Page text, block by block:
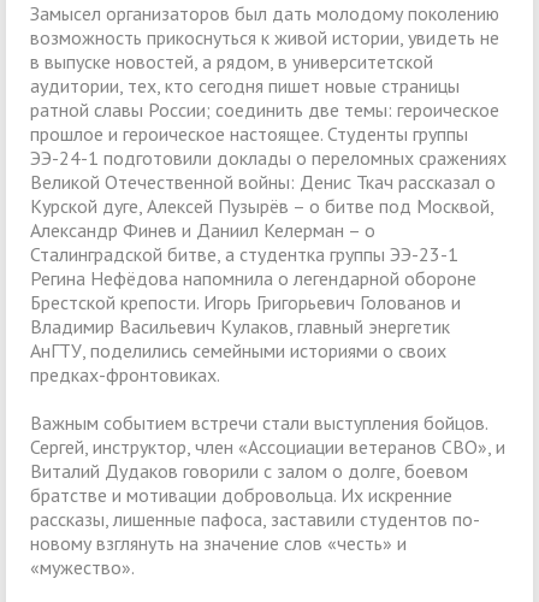
Замысел организаторов был дать молодому поколению
возможность прикоснуться к живой истории, увидеть не
в выпуске новостей, а рядом, в университетской
аудитории, тех, кто сегодня пишет новые страницы
ратной славы России; соединить две темы: героическое
прошлое и героическое настоящее. Студенты группы
ЭЭ-24-1 подготовили доклады о переломных сражениях
Великой Отечественной войны: Денис Ткач рассказал о
Курской дуге, Алексей Пузырёв – о битве под Москвой,
Александр Финев и Даниил Келерман – о
Сталинградской битве, а студентка группы ЭЭ-23-1
Регина Нефёдова напомнила о легендарной обороне
Брестской крепости. Игорь Григорьевич Голованов и
Владимир Васильевич Кулаков, главный энергетик
АнГТУ, поделились семейными историями о своих
предках-фронтовиках.
Важным событием встречи стали выступления бойцов.
Сергей, инструктор, член «Ассоциации ветеранов СВО», и
Виталий Дудаков говорили с залом о долге, боевом
братстве и мотивации добровольца. Их искренние
рассказы, лишенные пафоса, заставили студентов по-
новому взглянуть на значение слов «честь» и
«мужество».